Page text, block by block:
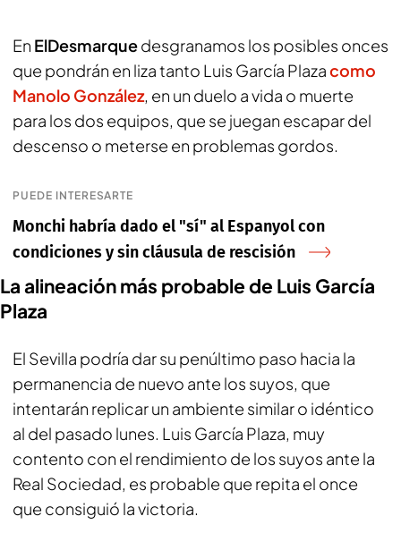
En ElDesmarquedesgranamos los posibles onces
que pondrán en liza tanto Luis García Plazacomo
Manolo González, en un duelo a vida o muerte
para los dos equipos, que se juegan escapar del
descenso o meterse en problemas gordos.
PUEDE INTERESARTE
Monchi habría dado el "sí" al Espanyol con
condiciones y sin cláusula de rescisión
La alineación más probable de Luis García
Plaza
El Sevilla podría dar su penúltimo paso hacia la
permanencia de nuevo ante los suyos, que
intentarán replicar un ambiente similar o idéntico
al del pasado lunes. Luis García Plaza, muy
contento con el rendimiento de los suyos ante la
Real Sociedad, es probable que repita el once
que consiguió la victoria.